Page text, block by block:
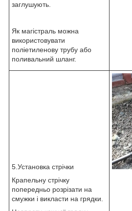
заглушують.
Як магістраль можна
використовувати
поліетиленову трубу або
поливальний шланг.
5.Установка стрічки
Крапельну стрічку
попередньо розрізати на
смужки і викласти на грядки.